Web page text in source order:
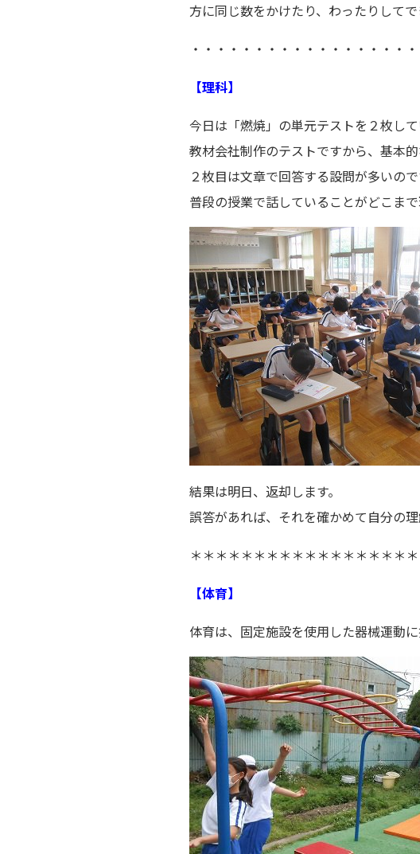
方に同じ数をかけたり、わったりして
・・・・・・・・・・・・・・・・・・
【理科】
今日は「燃焼」の単元テストを２枚して
教材会社制作のテストですから、基本的
２枚目は文章で回答する設問が多いの
普段の授業で話していることがどこま
結果は明日、返却します。
誤答があれば、それを確かめて自分の
＊＊＊＊＊＊＊＊＊＊＊＊＊＊＊＊＊
【体育】
体育は、固定施設を使用した器械運動